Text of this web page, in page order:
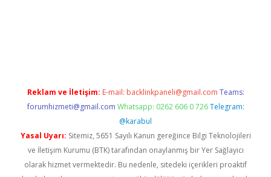
Reklam ve İletişim: E-mail: backlinkpaneli@gmail.com Teams:
forumhizmeti@gmail.com Whatsapp: 0262 606 0 726 Telegram:
@karabul
Yasal Uyarı: Sitemiz, 5651 Sayılı Kanun gereğince Bilgi Teknolojileri
ve İletişim Kurumu (BTK) tarafından onaylanmış bir Yer Sağlayıcı
olarak hizmet vermektedir. Bu nedenle, sitedeki içerikleri proaktif